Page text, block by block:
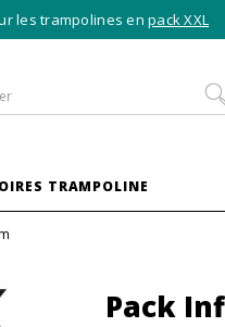
les trampolines enpack XXL
TRAMPOLINE
Pack